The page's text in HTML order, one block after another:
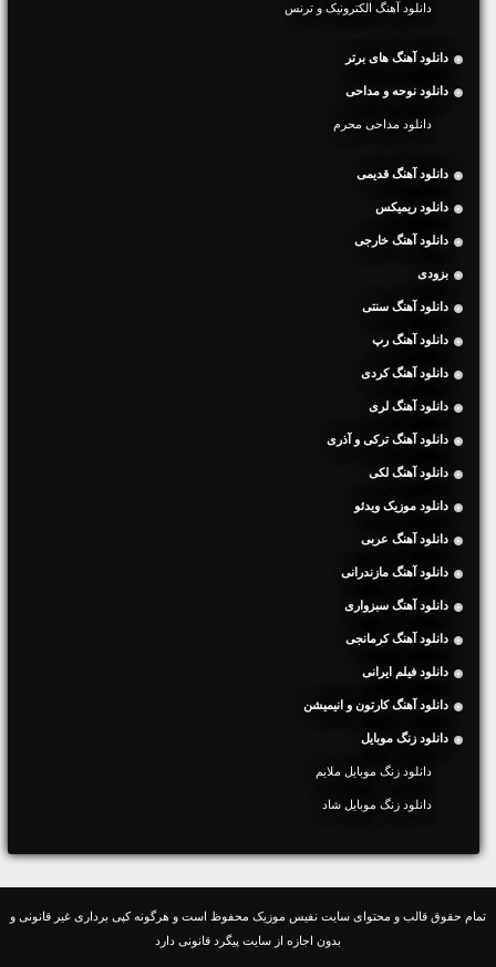
دانلود آهنگ الکترونیک و ترنس
دانلود آهنگ های برتر
دانلود نوحه و مداحی
دانلود مداحی محرم
دانلود آهنگ قدیمی
دانلود ریمیکس
دانلود آهنگ خارجی
بزودی
دانلود آهنگ سنتی
دانلود آهنگ رپ
دانلود آهنگ کردی
دانلود آهنگ لری
دانلود آهنگ ترکی و آذری
دانلود آهنگ لکی
دانلود موزیک ویدئو
دانلود آهنگ عربی
دانلود آهنگ مازندرانی
دانلود آهنگ سبزواری
دانلود آهنگ کرمانجی
دانلود فیلم ایرانی
دانلود آهنگ کارتون و انیمیشن
دانلود زنگ موبایل
دانلود زنگ موبایل ملایم
دانلود زنگ موبایل شاد
تمام حقوق قالب و محتوای سایت نفیس موزیک محفوظ است و هرگونه کپی برداری غیر قانونی و
بدون اجازه از سایت پیگرد قانونی دارد